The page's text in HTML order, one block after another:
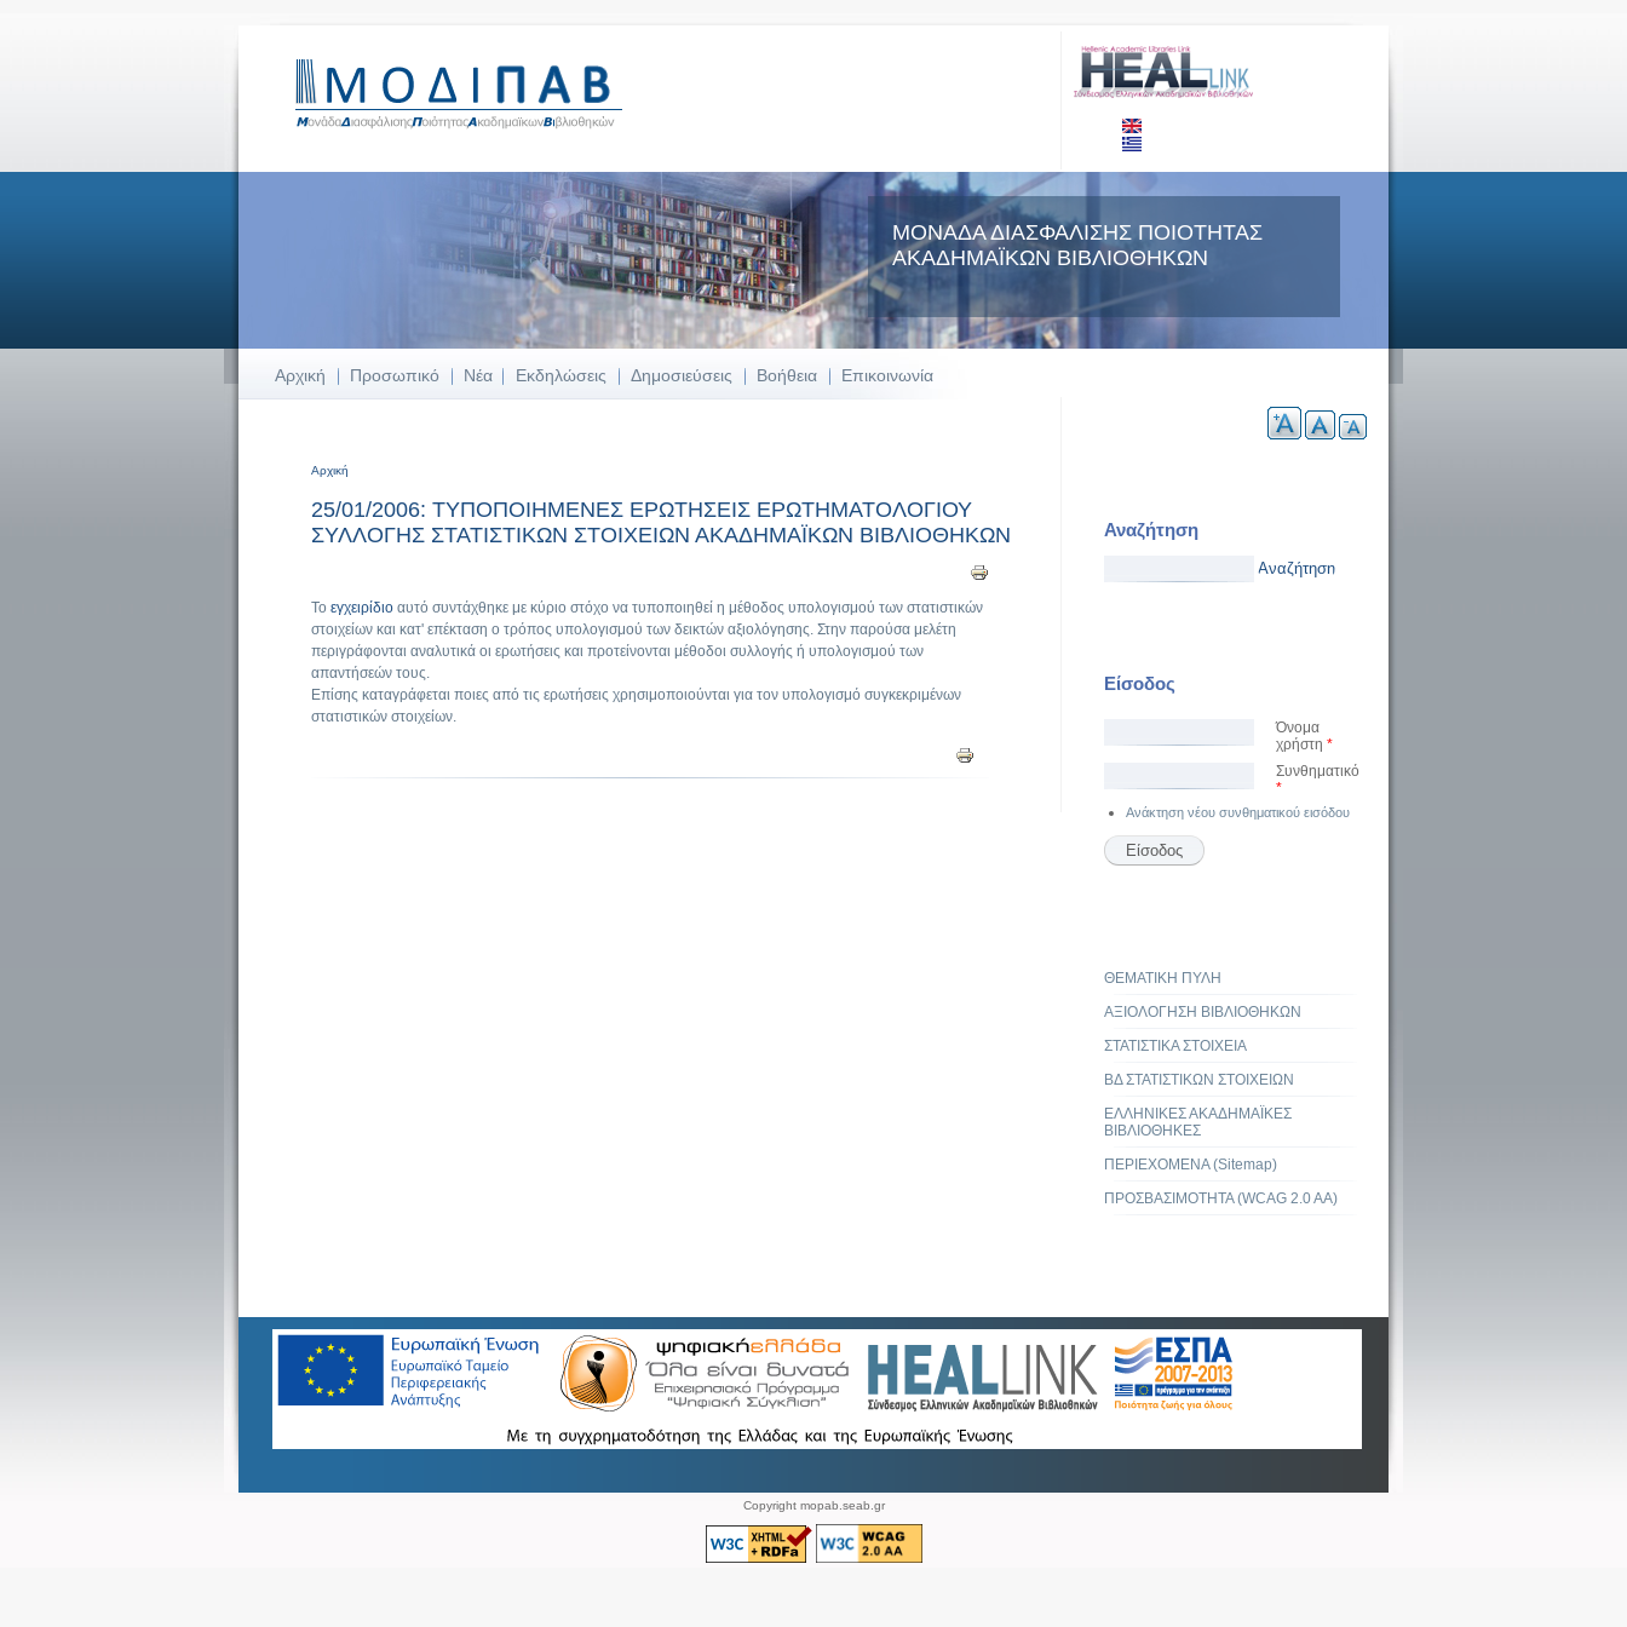
ΜΟΝΑΔΑ ΔΙΑΣΦΑΛΙΣΗΣ ΠΟΙΟΤΗΤΑΣ
ΑΚΑΔΗΜΑΪΚΩΝ ΒΙΒΛΙΟΘΗΚΩΝ
Αρχική Προσωπικό Νέα Εκδηλώσεις Δημοσιεύσεις Βοήθεια Επικοινωνία
Αρχική
25/01/2006: ΤΥΠΟΠΟΙΗΜΕΝΕΣ ΕΡΩΤΗΣΕΙΣ ΕΡΩΤΗΜΑΤΟΛΟΓΙΟΥ
ΣΥΛΛΟΓΗΣ ΣΤΑΤΙΣΤΙΚΩΝ ΣΤΟΙΧΕΙΩΝ ΑΚΑΔΗΜΑΪΚΩΝ ΒΙΒΛΙΟΘΗΚΩΝ
Το εγχειρίδιο αυτό συντάχθηκε με κύριο στόχο να τυποποιηθεί η μέθοδος υπολογισμού των στατιστικών
στοιχείων και κατ' επέκταση ο τρόπος υπολογισμού των δεικτών αξιολόγησης. Στην παρούσα μελέτη
περιγράφονται αναλυτικά οι ερωτήσεις και προτείνονται μέθοδοι συλλογής ή υπολογισμού των
απαντήσεών τους.
Επίσης καταγράφεται ποιες από τις ερωτήσεις χρησιμοποιούνται για τον υπολογισμό συγκεκριμένων
στατιστικών στοιχείων.
Αναζήτηση
Είσοδος
Όνομα
χρήστη *
Συνθηματικό
*
Ανάκτηση νέου συνθηματικού εισόδου
ΘΕΜΑΤΙΚΗ ΠΥΛΗ
ΑΞΙΟΛΟΓΗΣΗ ΒΙΒΛΙΟΘΗΚΩΝ
ΣΤΑΤΙΣΤΙΚΑ ΣΤΟΙΧΕΙΑ
ΒΔ ΣΤΑΤΙΣΤΙΚΩΝ ΣΤΟΙΧΕΙΩΝ
ΕΛΛΗΝΙΚΕΣ ΑΚΑΔΗΜΑΪΚΕΣ
ΒΙΒΛΙΟΘΗΚΕΣ
ΠΕΡΙΕΧΟΜΕΝΑ (Sitemap)
ΠΡΟΣΒΑΣΙΜΟΤΗΤΑ (WCAG 2.0 AA)
Copyright mopab.seab.gr